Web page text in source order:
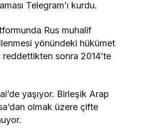
Telegram’ı kurdu.
Rus muhalif
yönündeki hükümet
reddettikten sonra 2014’te
yaşıyor. Birleşik Arap
olmak üzere çifte